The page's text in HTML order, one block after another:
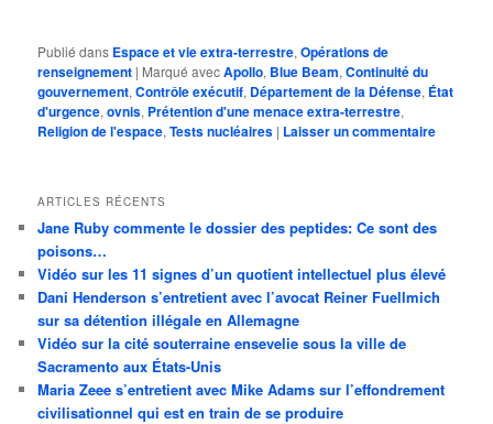
Publié dans Espace et vie extra-terrestre,Opérations de
renseignement | Marqué avecApollo, Blue Beam,Continuité du
gouvernement,Contrôle exécutif, Département de la Défense, État
d'urgence,ovnis, Prétention d'une menace extra-terrestre,
Religion de l'espace,Tests nucléaires | Laisser un commentaire
ARTICLES RÉCENTS
Jane Ruby commente le dossier des peptides: Ce sont des
poisons…
Vidéo sur les 11 signes d’un quotient intellectuel plus élevé
Dani Henderson s’entretient avec l’avocat Reiner Fuellmich
sur sa détention illégale en Allemagne
Vidéo sur la cité souterraine ensevelie sous la ville de
Sacramento aux États-Unis
Maria Zeee s’entretient avec Mike Adams sur l’effondrement
civilisationnel qui est en train de se produire